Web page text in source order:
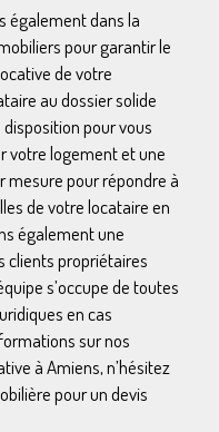
également dans la
pour garantir le
de votre
au dossier solide
pour vous
votre logement et une
mesure pour répondre à
de votre locataire en
également une
clients propriétaires
s’occupe de toutes
en cas
sur nos
à Amiens, n’hésitez
pour un devis